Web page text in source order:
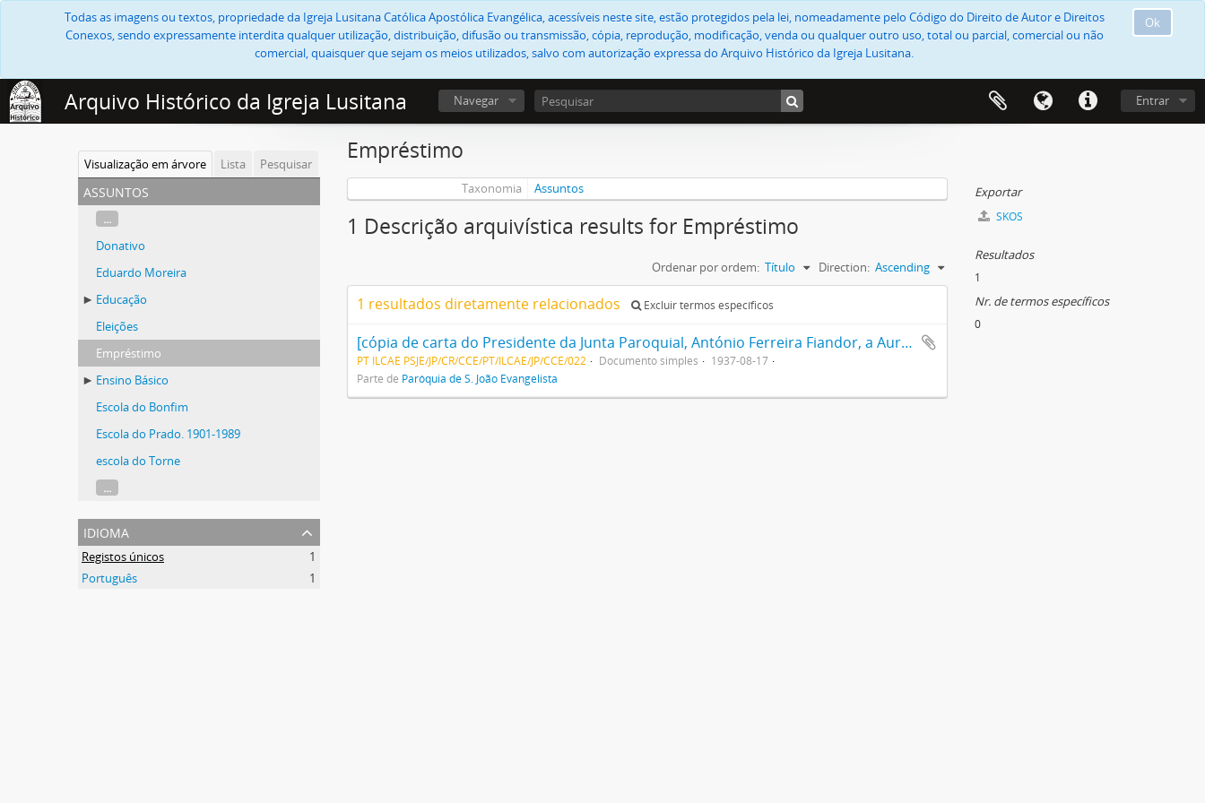
Ok
Todas as imagens ou textos, propriedade da Igreja Lusitana Católica Apostólica Evangélica, acessíveis neste site, estão protegidos pela lei, nomeadamente pelo Código do Direito de Autor e Direitos
Conexos, sendo expressamente interdita qualquer utilização, distribuição, difusão ou transmissão, cópia, reprodução, modificação, venda ou qualquer outro uso, total ou parcial, comercial ou não
comercial, quaisquer que sejam os meios utilizados, salvo com autorização expressa do Arquivo Histórico da Igreja Lusitana.
Arquivo Histórico da Igreja Lusitana Entrar
Navegar
Visualização em árvore Lista Pesquisar
assuntos
...
Donativo
Eduardo Moreira
Educação
Eleições
Empréstimo
Ensino Básico
Escola do Bonfim
Escola do Prado. 1901-1989
escola do Torne
...
idioma
Registos únicos
1
Português
1
Empréstimo
Taxonomia Assuntos
1 Descrição arquivística results for Empréstimo
Ordenar por ordem: Título Direction: Ascending
1 resultados diretamente relacionados Excluir termos específicos
[cópia de carta do Presidente da Junta Paroquial, António Ferreira Fiandor, a Aurélio Domingos de Araújo com o pagamento dos juros do empréstimo que concedeu à Igreja]
PT ILCAE PSJE/JP/CR/CCE/PT/ILCAE/JP/CCE/022 Documento simples
1937-08-17
Parte de Paróquia de S. João Evangelista
Exportar
SKOS
Resultados
1
Nr. de termos específicos
0